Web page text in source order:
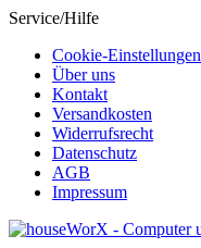
Service/Hilfe
Cookie-Einstellungen
Über uns
Kontakt
Versandkosten
Widerrufsrecht
Datenschutz
AGB
Impressum